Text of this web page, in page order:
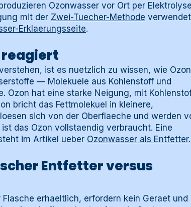
Ozonwasser vor Ort per
mit der Zwei-Tuecher-Methode
Erklaerungsseite.
reagiert
ist es nuetzlich zu wissen, wie Ozon
— Molekuele aus Kohlenstoff und
Ozon hat eine starke Neigung, mit
bricht das Fettmolekuel in kleinere,
sich von der Oberflaeche und werden
das Ozon vollstaendig verbraucht. Eine
im Artikel ueber Ozonwasser als Entfetter.
Entfetter versus
erhaeltlich, erfordern kein Geraet und